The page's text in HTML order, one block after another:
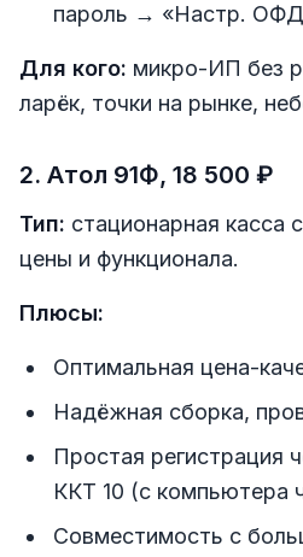
пароль → «Настр.
Для кого: микро-ИП без
ларёк, точки на рынке,
2. Атол 91Ф, 18 500 ₽
Тип: стационарная касса
цены и функционала.
Плюсы:
Оптимальная цена-
Надёжная сборка,
Простая регистрация
ККТ 10 (с компьютера
Совместимость с